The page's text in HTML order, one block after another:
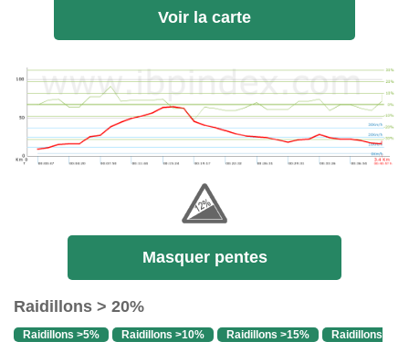
Voir la carte
Masquer pentes
Raidillons > 20%
Raidillons >5% Raidillons >10% Raidillons >15%
Raidillons